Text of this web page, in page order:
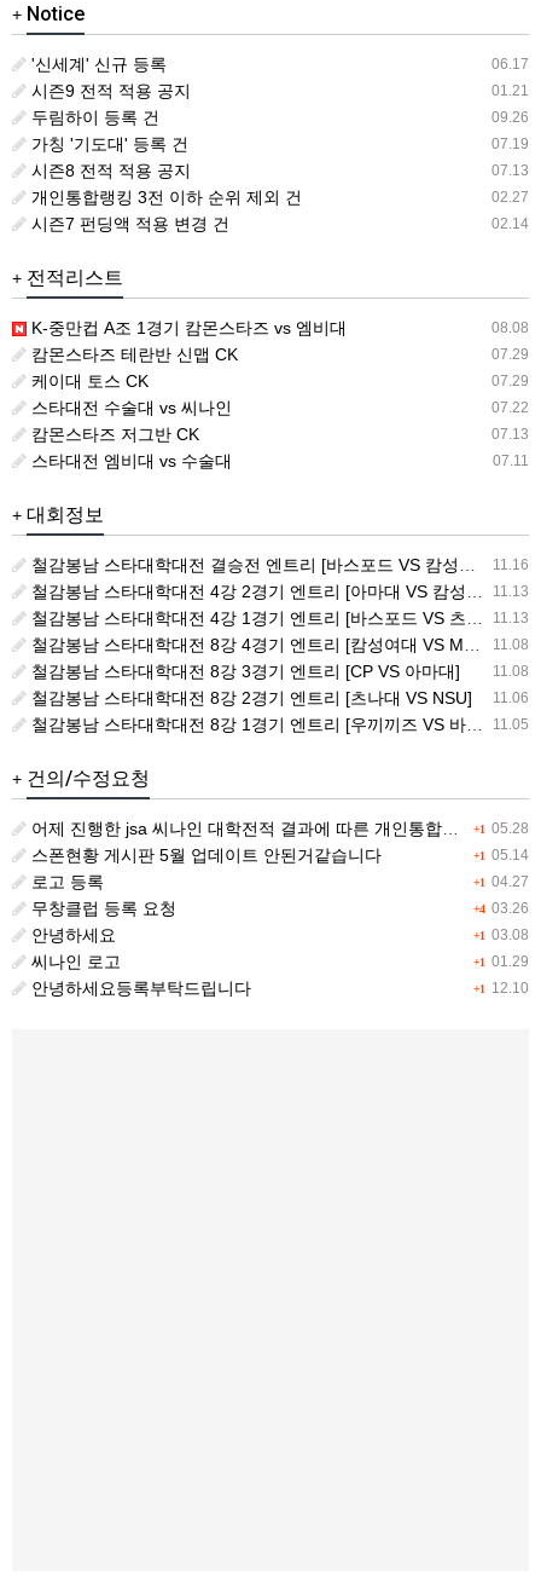
+ Notice
06.17
'신세계' 신규 등록
01.21
시즌9 전적 적용 공지
09.26
두림하이 등록 건
07.19
가칭 '기도대' 등록 건
07.13
시즌8 전적 적용 공지
02.27
개인통합랭킹 3전 이하 순위 제외 건
02.14
시즌7 펀딩액 적용 변경 건
+ 전적리스트
08.08
K-중만컵 A조 1경기 캄몬스타즈 vs 엠비대
07.29
캄몬스타즈 테란반 신맵 CK
07.29
케이대 토스 CK
07.22
스타대전 수술대 vs 씨나인
07.13
캄몬스타즈 저그반 CK
07.11
스타대전 엠비대 vs 수술대
+ 대회정보
11.16
철감봉남 스타대학대전 결승전 엔트리 [바스포드 VS 캄성여대]
11.13
철감봉남 스타대학대전 4강 2경기 엔트리 [아마대 VS 캄성여대]
11.13
철감봉남 스타대학대전 4강 1경기 엔트리 [바스포드 VS 츠나대]
11.08
철감봉남 스타대학대전 8강 4경기 엔트리 [캄성여대 VS MSG]
11.08
철감봉남 스타대학대전 8강 3경기 엔트리 [CP VS 아마대]
11.06
철감봉남 스타대학대전 8강 2경기 엔트리 [츠나대 VS NSU]
11.05
철감봉남 스타대학대전 8강 1경기 엔트리 [우끼끼즈 VS 바스포드]
+ 건의/수정요청
+1 05.28
어제 진행한 jsa 씨나인 대학전적 결과에 따른 개인통합랭킹 전적이 갱신이 안됩니다.
+1 05.14
스폰현황 게시판 5월 업데이트 안된거같습니다
+1 04.27
로고 등록
+4 03.26
무창클럽 등록 요청
+1 03.08
안녕하세요
+1 01.29
씨나인 로고
+1 12.10
안녕하세요등록부탁드립니다